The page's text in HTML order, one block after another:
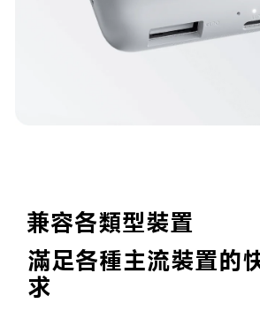
兼容各類型裝置
滿足各種主流裝置的
求